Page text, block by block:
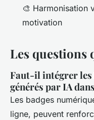
🎨 Harmonisation
motivation
Les questions
Faut-il intégrer les
générés par IA
Les badges
ligne, peuvent